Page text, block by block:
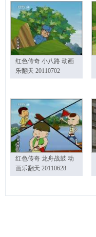
红色传奇 小八路 动画
乐翻天 20110702
红色传奇 龙舟战鼓 动
画乐翻天 20110628